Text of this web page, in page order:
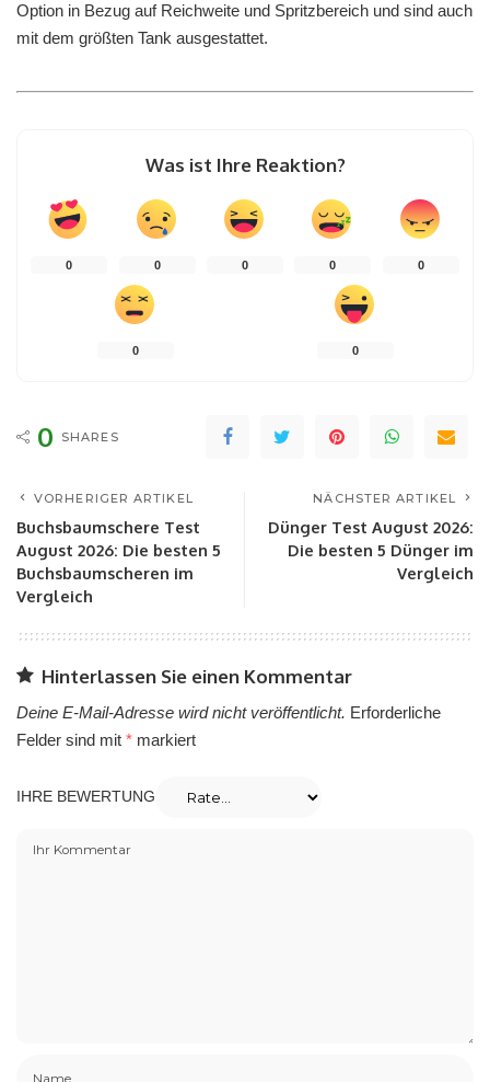
Option in Bezug auf Reichweite und Spritzbereich und sind auch
mit dem größten Tank ausgestattet.
Was ist Ihre Reaktion?
0 0 0 0 0
0 0
0 SHARES
VORHERIGER ARTIKEL
Buchsbaumschere Test
August 2026: Die besten 5
Buchsbaumscheren im
Vergleich
NÄCHSTER ARTIKEL
Dünger Test August 2026:
Die besten 5 Dünger im
Vergleich
Hinterlassen Sie einen Kommentar
Deine E-Mail-Adresse wird nicht veröffentlicht. Erforderliche
Felder sind mit * markiert
IHRE BEWERTUNG